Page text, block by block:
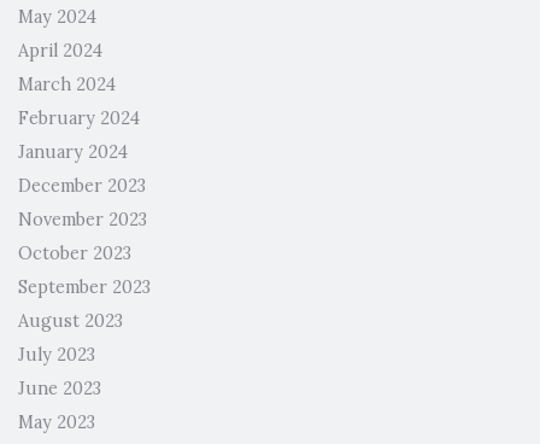
May 2024
April 2024
March 2024
February 2024
January 2024
December 2023
November 2023
October 2023
September 2023
August 2023
July 2023
June 2023
May 2023